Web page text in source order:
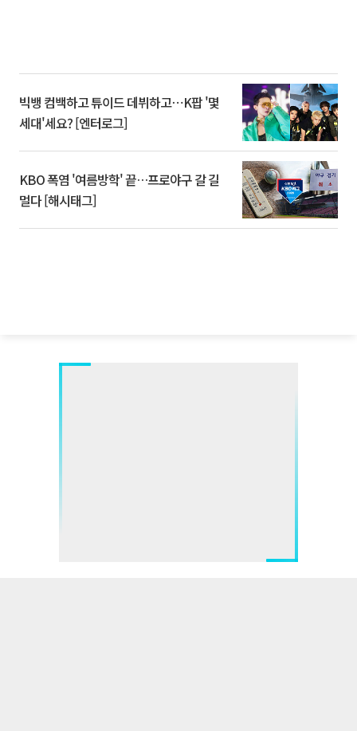
빅뱅 컴백하고 튜이드 데뷔하고⋯K팝 '몇
세대'세요? [엔터로그]
KBO 폭염 '여름방학' 끝…프로야구 갈 길
멀다 [해시태그]